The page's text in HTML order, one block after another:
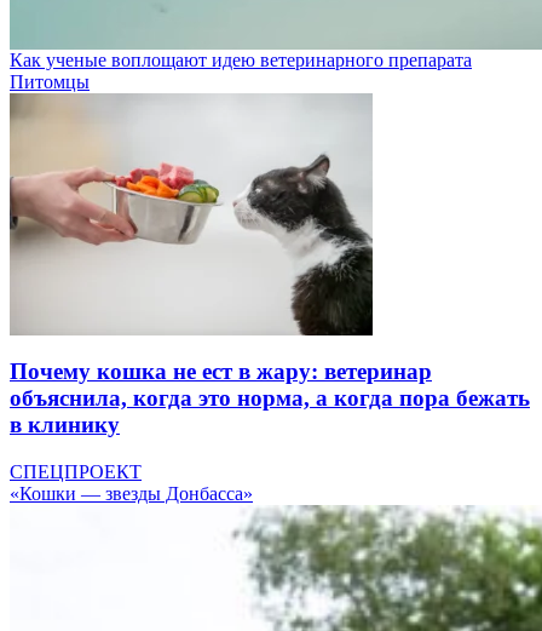
Как ученые воплощают идею ветеринарного препарата
Питомцы
Почему кошка не ест в жару: ветеринар
объяснила, когда это норма, а когда пора бежать
в клинику
СПЕЦПРОЕКТ
«Кошки — звезды Донбасса»